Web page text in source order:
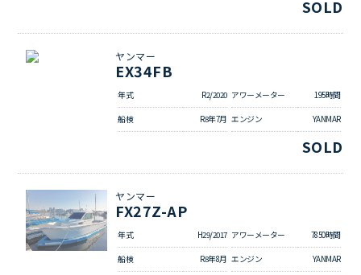
SOLD
ヤンマー
EX34FB
年式 R2/2020 アワーメーター 195時間
船検 R8年7月 エンジン YANMAR
SOLD
ヤンマー
FX27Z-AP
年式 H29/2017 アワーメーター 7850時間
船検 R8年8月 エンジン YANMAR